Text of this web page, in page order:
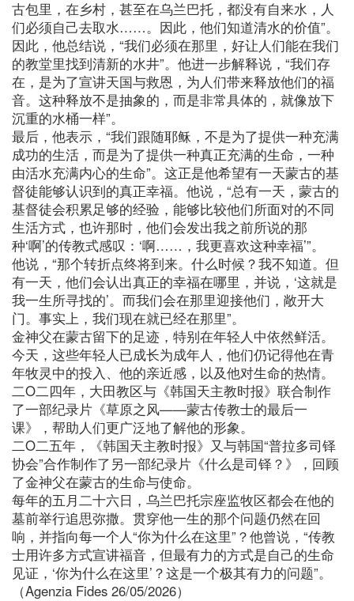
古包里，在乡村，甚至在乌兰巴托，都没有自来水，人
们必须自己去取水……。因此，他们知道清水的价值”。
因此，他总结说，“我们必须在那里，好让人们能在我们
的教堂里找到清新的水井”。他进一步解释说，“我们存
在，是为了宣讲天国与救恩，为人们带来释放他们的福
音。这种释放不是抽象的，而是非常具体的，就像放下
沉重的水桶一样”。
最后，他表示，“我们跟随耶稣，不是为了提供一种充满
成功的生活，而是为了提供一种真正充满的生命，一种
由活水充满内心的生命”。这正是他希望有一天蒙古的基
督徒能够认识到的真正幸福。他说，“总有一天，蒙古的
基督徒会积累足够的经验，能够比较他们所面对的不同
生活方式，也许那时，他们会发出我之前所说的那
种‘啊’的传教式感叹：‘啊……，我更喜欢这种幸福’”。
他说，“那个转折点终将到来。什么时候？我不知道。但
有一天，他们会认出真正的幸福在哪里，并说，‘这就是
我一生所寻找的’。而我们会在那里迎接他们，敞开大
门。事实上，我们现在就已经在那里”。
金神父在蒙古留下的足迹，特别在年轻人中依然鲜活。
今天，这些年轻人已成长为成年人，他们仍记得他在青
年牧灵中的投入、他的亲近感，以及他对生命的热情。
二O二四年，大田教区与《韩国天主教时报》联合制作
了一部纪录片《草原之风——蒙古传教士的最后一
课》，帮助人们更广泛地了解他的形象。
二O二五年，《韩国天主教时报》又与韩国“普拉多司铎
协会”合作制作了另一部纪录片《什么是司铎？》，回顾
了金神父在蒙古的生命与使命。
每年的五月二十六日，乌兰巴托宗座监牧区都会在他的
墓前举行追思弥撒。贯穿他一生的那个问题仍然在回
响，并指向每一个人“你为什么在这里”？他曾说，“传教
士用许多方式宣讲福音，但最有力的方式是自己的生命
见证，‘你为什么在这里’？这是一个极其有力的问题”。
（Agenzia Fides 26/05/2026）